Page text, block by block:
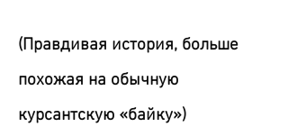
(Правдивая история, больше
похожая на обычную
курсантскую «байку»)